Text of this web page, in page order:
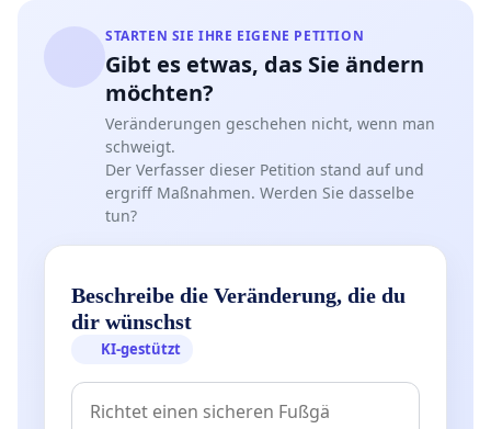
STARTEN SIE IHRE EIGENE PETITION
Gibt es etwas, das Sie ändern
möchten?
Veränderungen geschehen nicht, wenn man
schweigt.
Der Verfasser dieser Petition stand auf und
ergriff Maßnahmen. Werden Sie dasselbe
tun?
Beschreibe die Veränderung, die du
dir wünschst
KI-gestützt